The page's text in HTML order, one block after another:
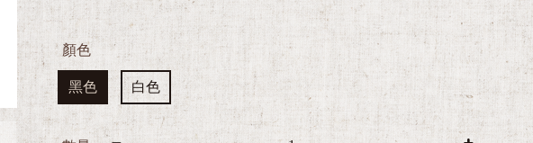
顏色
黑色 白色